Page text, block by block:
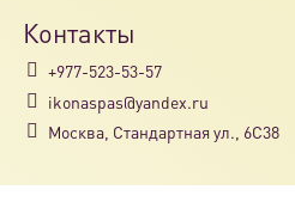
Контакты
+977-523-53-57
ikonaspas@yandex.ru
Москва, Стандартная ул., 6С38